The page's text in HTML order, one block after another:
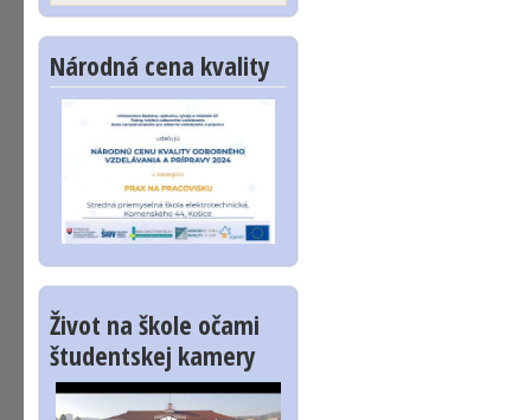
Národná cena kvality
Život na škole očami
študentskej kamery